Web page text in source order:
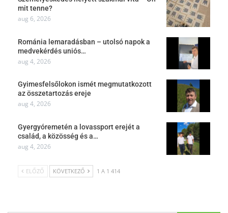
mit tenne?
aug 6, 2026
Románia lemaradásban – utolsó napok a
medvekérdés uniós…
aug 4, 2026
Gyimesfelsőlokon ismét megmutatkozott
az összetartozás ereje
aug 4, 2026
Gyergyóremetén a lovassport erejét a
család, a közösség és a…
aug 4, 2026
ELŐZŐ KÖVETKEZŐ 1 A 1 414